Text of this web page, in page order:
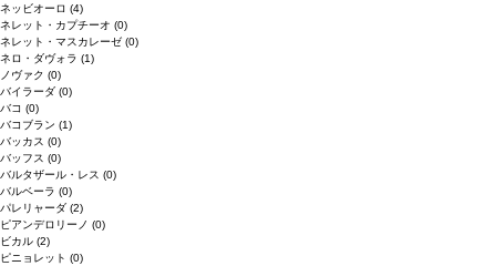
ネッビオーロ (4)
ネレット・カプチーオ (0)
ネレット・マスカレーゼ (0)
ネロ・ダヴォラ (1)
ノヴァク (0)
バイラーダ (0)
バコ (0)
バコブラン (1)
バッカス (0)
バッフス (0)
バルタザール・レス (0)
バルベーラ (0)
パレリャーダ (2)
ピアンデロリーノ (0)
ビカル (2)
ピニョレット (0)